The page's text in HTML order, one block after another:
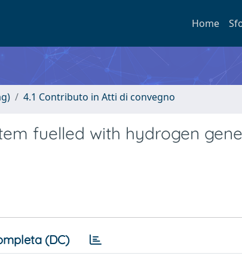
Home
4.1 Contributo in Atti di convegno
fuelled with hydrogen
(DC)